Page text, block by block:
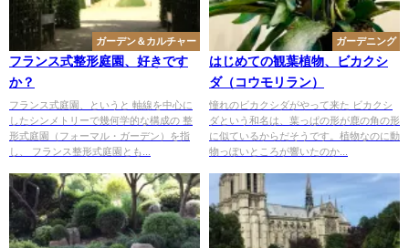
ガーデン＆カルチャー
フランス式整形庭園、好きです
か？
フランス式庭園、というと 軸線を中心に
したシンメトリーで幾何学的な構成の 整
形式庭園（フォーマル・ガーデン）を指
し、 フランス整形式庭園とも...
ガーデニング
はじめての観葉植物、ビカクシ
ダ（コウモリラン）
憧れのビカクシダがやって来た ビカクシ
ダという和名は、葉っぱの形が鹿の角の形
に似ているからだそうです。植物なのに動
物っぽいところが響いたのか...